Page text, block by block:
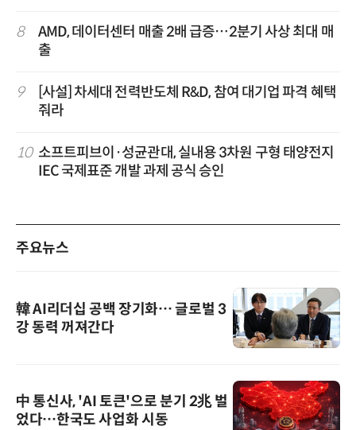
8
AMD, 데이터센터 매출 2배 급증…2분기 사상 최대 매
출
9
[사설] 차세대 전력반도체 R&D, 참여 대기업 파격 혜택
줘라
10 소프트피브이·성균관대, 실내용 3차원 구형 태양전지
IEC 국제표준 개발 과제 공식 승인
주요뉴스
韓 AI리더십 공백 장기화… 글로벌 3
강 동력 꺼져간다
中 통신사, 'AI 토큰'으로 분기 2兆 벌
었다…한국도 사업화 시동